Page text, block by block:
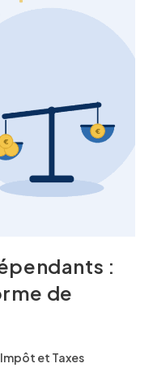
:
de
Impôt et Taxes